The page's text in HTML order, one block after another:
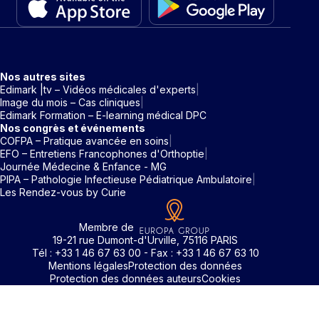
Nos autres sites
Edimark |tv – Vidéos médicales d'experts
Image du mois – Cas cliniques
Edimark Formation – E-learning médical DPC
Nos congrès et événements
COFPA – Pratique avancée en soins
EFO – Entretiens Francophones d'Orthoptie
Journée Médecine & Enfance - MG
PIPA – Pathologie Infectieuse Pédiatrique Ambulatoire
Les Rendez-vous by Curie
Membre de
19-21 rue Dumont-d'Urville, 75116 PARIS
Tél : +33 1 46 67 63 00 - Fax : +33 1 46 67 63 10
Mentions légalesProtection des données
Protection des données auteursCookies